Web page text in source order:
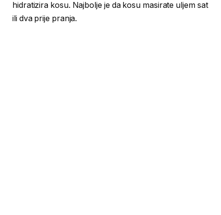
hidratizira kosu. Najbolje je da kosu masirate uljem sat
ili dva prije pranja.